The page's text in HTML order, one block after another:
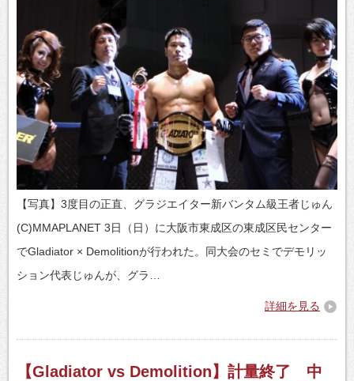
【写真】3度目の正直、グラジエイター新バンタム級王者じゅん
(C)MMAPLANET 3日（日）に大阪市東成区の東成区民センター
でGladiator × Demolitionが行われた。同大会のセミでデモリッ
ション代表じゅんが、グラ…
詳細を見る
【Gladiator vs Demolition】計量終了 中